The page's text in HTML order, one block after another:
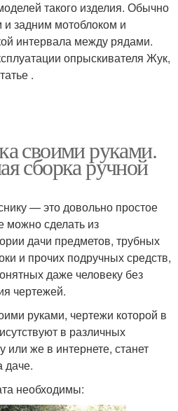
такого изделия. Обычно
задним мотоблоком и
интервала между рядами.
опрыскивателя Жук,
.
своими руками.
сборка ручной
— это довольно простое
можно сделать из
дачи предметов, трубных
и прочих подручных средств,
даже человеку без
чертежей.
руками, чертежи которой в
в различных
или же в интернете, станет
необходимы: